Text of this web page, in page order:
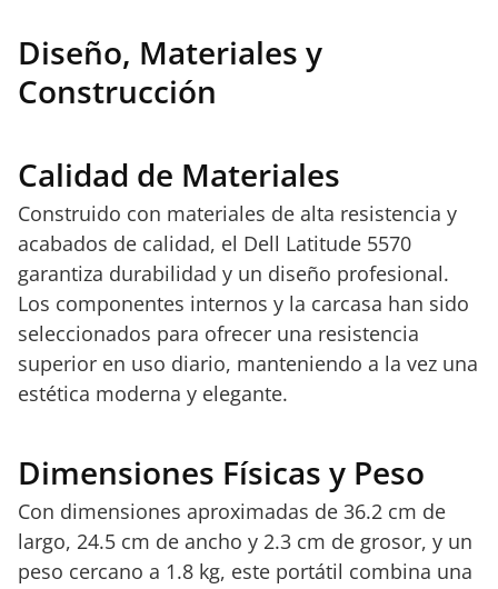
Diseño, Materiales y
Construcción
Calidad de Materiales
Construido con materiales de alta resistencia y
acabados de calidad, el Dell Latitude 5570
garantiza durabilidad y un diseño profesional.
Los componentes internos y la carcasa han sido
seleccionados para ofrecer una resistencia
superior en uso diario, manteniendo a la vez una
estética moderna y elegante.
Dimensiones Físicas y Peso
Con dimensiones aproximadas de 36.2 cm de
largo, 24.5 cm de ancho y 2.3 cm de grosor, y un
peso cercano a 1.8 kg, este portátil combina una